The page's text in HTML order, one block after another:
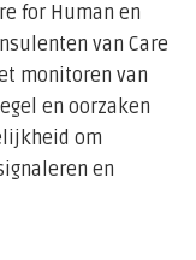
for Human en
van Care
monitoren van
en oorzaken
om
en